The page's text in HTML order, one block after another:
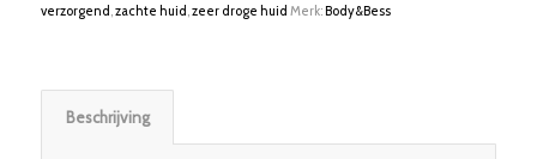
verzorgend zachte huid zeer droge huid Merk:Body&Bess
Beschrijving